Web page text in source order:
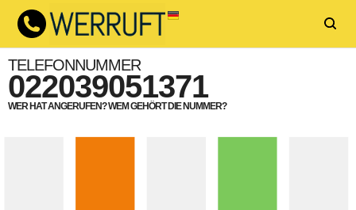
TELEFONNUMMER
022039051371
WER HAT ANGERUFEN? WEM GEHÖRT DIE NUMMER?